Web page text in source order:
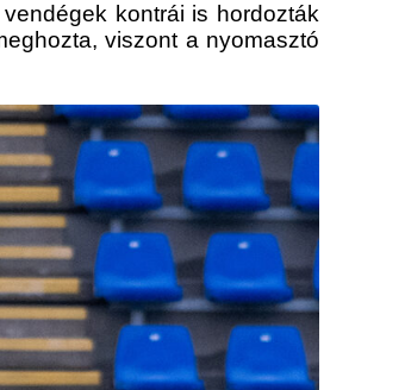
kontrái is hordozták
viszont a nyomasztó